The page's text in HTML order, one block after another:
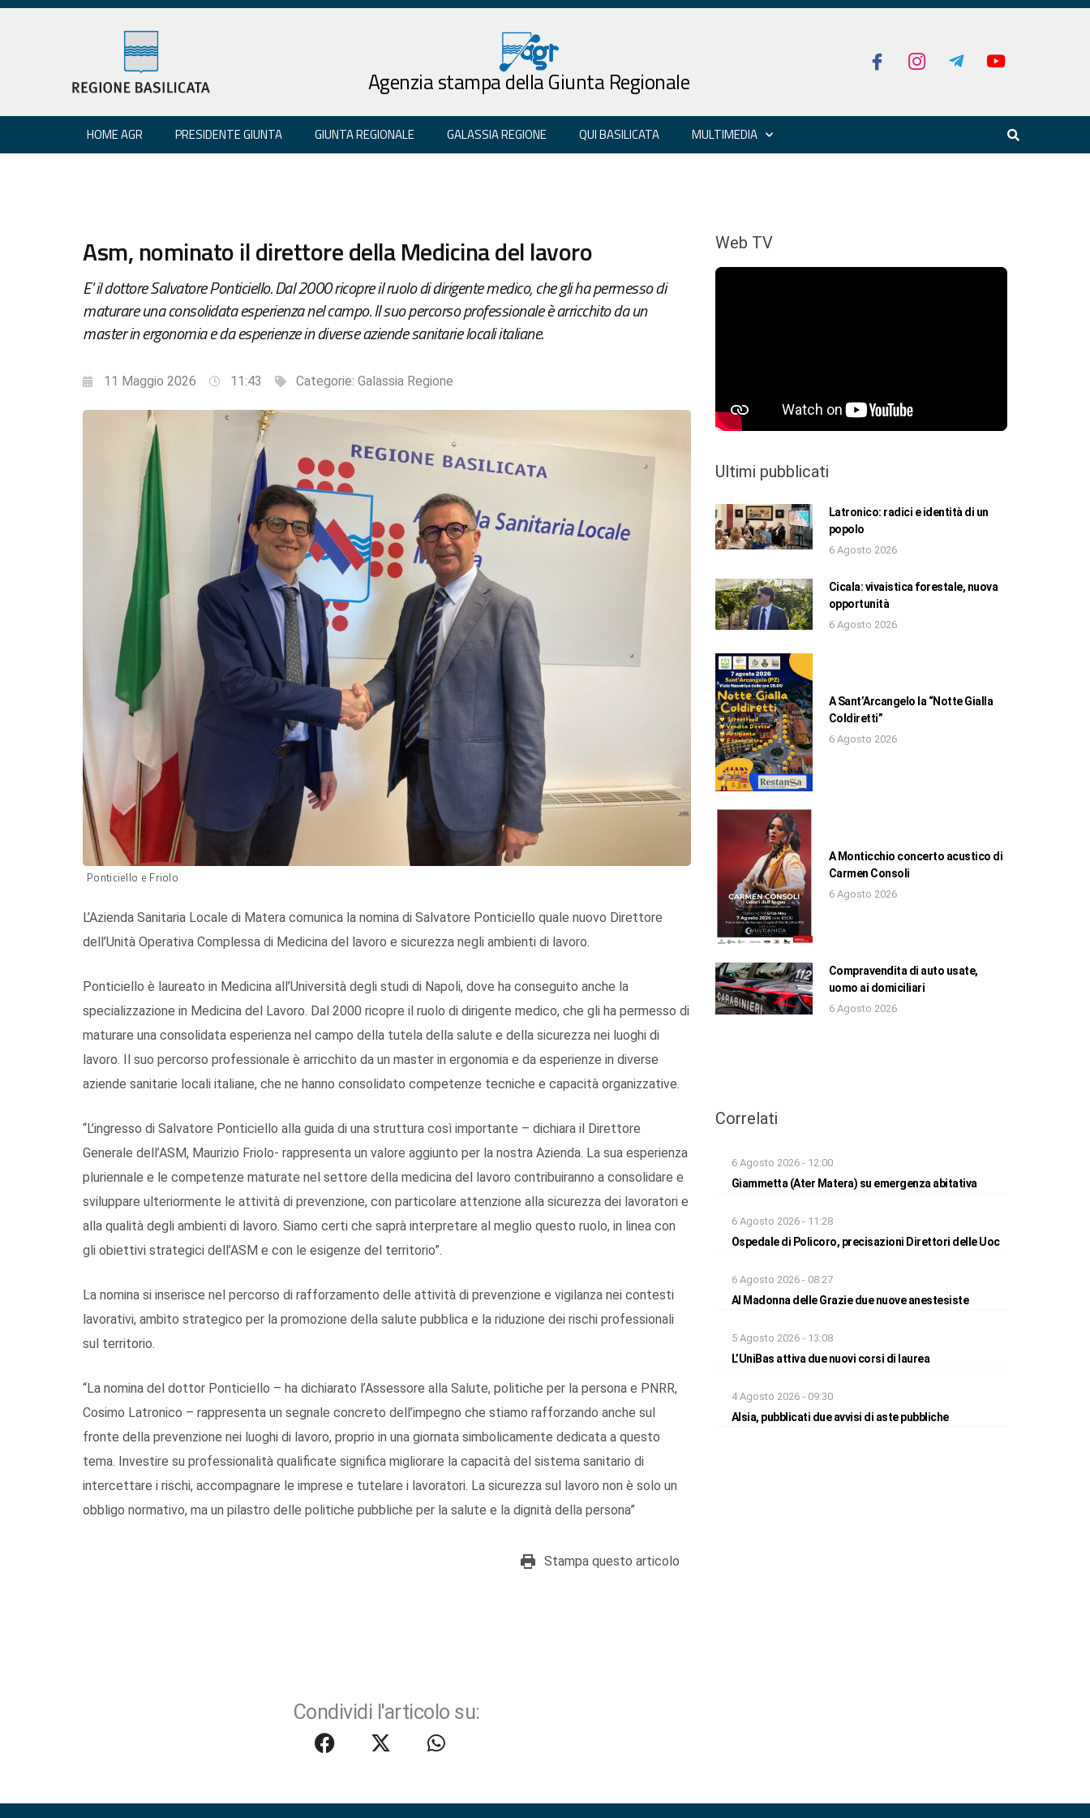
Agenzia stampa della Giunta Regionale
HOME AGR PRESIDENTE GIUNTA GIUNTA REGIONALE GALASSIA REGIONE QUI BASILICATA MULTIMEDIA
Asm, nominato il direttore della Medicina del lavoro
E' il dottore Salvatore Ponticiello. Dal 2000 ricopre il ruolo di dirigente medico, che gli ha permesso di
maturare una consolidata esperienza nel campo. Il suo percorso professionale è arricchito da un
master in ergonomia e da esperienze in diverse aziende sanitarie locali italiane.
11 Maggio 2026 11:43 Categorie: Galassia Regione
Ponticiello e Friolo
L’Azienda Sanitaria Locale di Matera comunica la nomina di Salvatore Ponticiello quale nuovo Direttore
dell’Unità Operativa Complessa di Medicina del lavoro e sicurezza negli ambienti di lavoro.
Ponticiello è laureato in Medicina all’Università degli studi di Napoli, dove ha conseguito anche la
specializzazione in Medicina del Lavoro. Dal 2000 ricopre il ruolo di dirigente medico, che gli ha permesso di
maturare una consolidata esperienza nel campo della tutela della salute e della sicurezza nei luoghi di
lavoro. Il suo percorso professionale è arricchito da un master in ergonomia e da esperienze in diverse
aziende sanitarie locali italiane, che ne hanno consolidato competenze tecniche e capacità organizzative.
“L’ingresso di Salvatore Ponticiello alla guida di una struttura così importante – dichiara il Direttore
Generale dell’ASM, Maurizio Friolo- rappresenta un valore aggiunto per la nostra Azienda. La sua esperienza
pluriennale e le competenze maturate nel settore della medicina del lavoro contribuiranno a consolidare e
sviluppare ulteriormente le attività di prevenzione, con particolare attenzione alla sicurezza dei lavoratori e
alla qualità degli ambienti di lavoro. Siamo certi che saprà interpretare al meglio questo ruolo, in linea con
gli obiettivi strategici dell’ASM e con le esigenze del territorio”.
La nomina si inserisce nel percorso di rafforzamento delle attività di prevenzione e vigilanza nei contesti
lavorativi, ambito strategico per la promozione della salute pubblica e la riduzione dei rischi professionali
sul territorio.
“La nomina del dottor Ponticiello – ha dichiarato l’Assessore alla Salute, politiche per la persona e PNRR,
Cosimo Latronico – rappresenta un segnale concreto dell’impegno che stiamo rafforzando anche sul
fronte della prevenzione nei luoghi di lavoro, proprio in una giornata simbolicamente dedicata a questo
tema. Investire su professionalità qualificate significa migliorare la capacità del sistema sanitario di
intercettare i rischi, accompagnare le imprese e tutelare i lavoratori. La sicurezza sul lavoro non è solo un
obbligo normativo, ma un pilastro delle politiche pubbliche per la salute e la dignità della persona”
Stampa questo articolo
Condividi l'articolo su:
Web TV
Ultimi pubblicati
Latronico: radici e identità di un
popolo
6 Agosto 2026
Cicala: vivaistica forestale, nuova
opportunità
6 Agosto 2026
A Sant’Arcangelo la “Notte Gialla
Coldiretti”
6 Agosto 2026
A Monticchio concerto acustico di
Carmen Consoli
6 Agosto 2026
Compravendita di auto usate,
uomo ai domiciliari
6 Agosto 2026
Correlati
6 Agosto 2026 - 12:00
Giammetta (Ater Matera) su emergenza abitativa
6 Agosto 2026 - 11:28
Ospedale di Policoro, precisazioni Direttori delle Uoc
6 Agosto 2026 - 08:27
Al Madonna delle Grazie due nuove anestesiste
5 Agosto 2026 - 13:08
L’UniBas attiva due nuovi corsi di laurea
4 Agosto 2026 - 09:30
Alsia, pubblicati due avvisi di aste pubbliche